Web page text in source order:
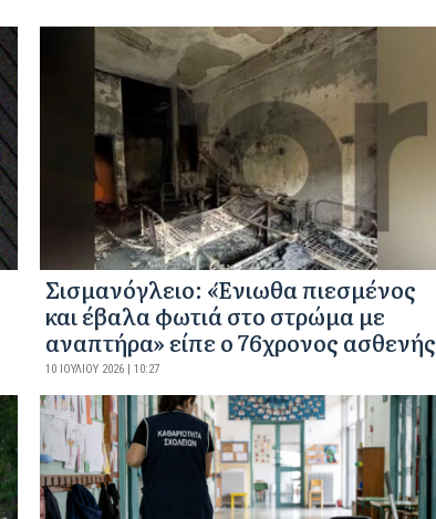
Σισμανόγλειο: «Ένιωθα πιεσμένος
και έβαλα φωτιά στο στρώμα με
αναπτήρα» είπε ο 76χρονος ασθενής
10 ΙΟΥΛΊΟΥ 2026 | 10:27